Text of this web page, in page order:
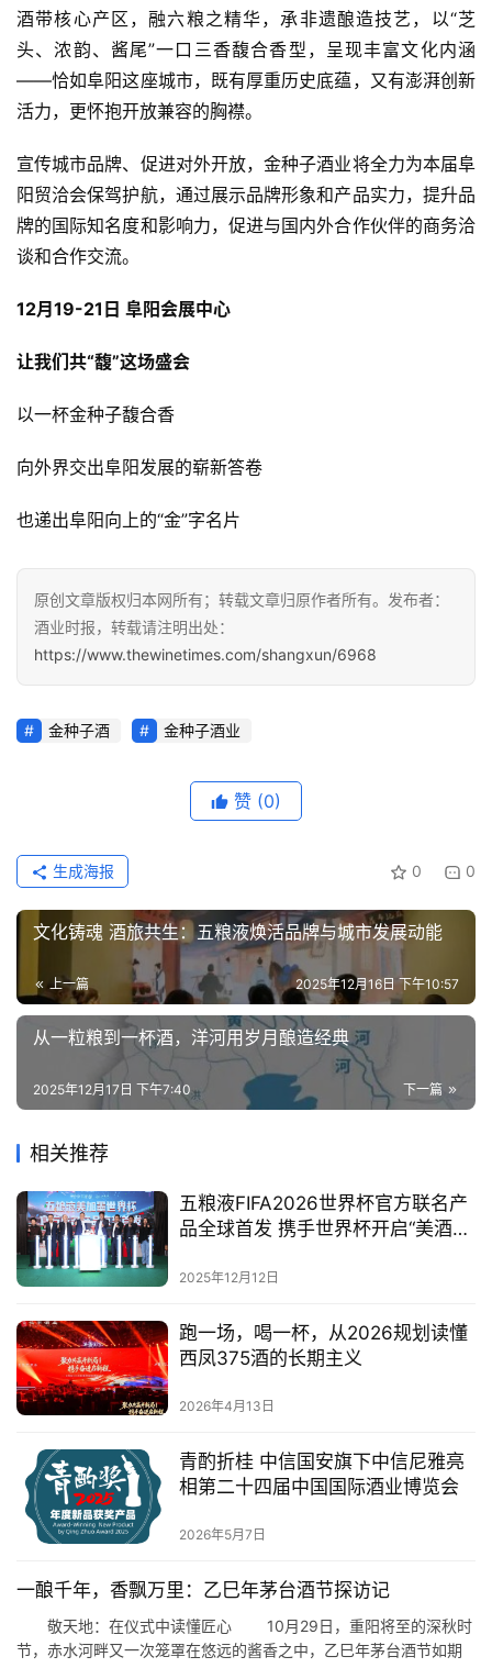
度
物
酒
观
活
动
态
视
酒带核心产区，融六粮之精华，承非遗酿造技艺，以“芝
头、浓韵、酱尾”一口三香馥合香型，呈现丰富文化内涵
——恰如阜阳这座城市，既有厚重历史底蕴，又有澎湃创新
活力，更怀抱开放兼容的胸襟。
宣传城市品牌、促进对外开放，金种子酒业将全力为本届阜
阳贸洽会保驾护航，通过展示品牌形象和产品实力，提升品
牌的国际知名度和影响力，促进与国内外合作伙伴的商务洽
谈和合作交流。
12月19-21日 阜阳会展中心
让我们共“馥”这场盛会
以一杯金种子馥合香
向外界交出阜阳发展的崭新答卷
也递出阜阳向上的“金”字名片
原创文章版权归本网所有；转载文章归原作者所有。发布者：
酒业时报，转载请注明出处：
https://www.thewinetimes.com/shangxun/6968
金种子酒 金种子酒业
赞 (0)
0 0
生成海报
文化铸魂 酒旅共生：五粮液焕活品牌与城市发展动能
上一篇 2025年12月16日 下午10:57
从一粒粮到一杯酒，洋河用岁月酿造经典
下一篇
2025年12月17日 下午7:40
相关推荐
五粮液FIFA2026世界杯官方联名产
品全球首发 携手世界杯开启“美酒
2025年12月12日
跑一场，喝一杯，从2026规划读懂
西凤375酒的长期主义
2026年4月13日
青酌折桂 中信国安旗下中信尼雅亮
相第二十四届中国国际酒业博览会
2026年5月7日
一酿千年，香飘万里：乙巳年茅台酒节探访记
敬天地：在仪式中读懂匠心 10月29日，重阳将至的深秋时
节，赤水河畔又一次笼罩在悠远的酱香之中，乙巳年茅台酒节如期